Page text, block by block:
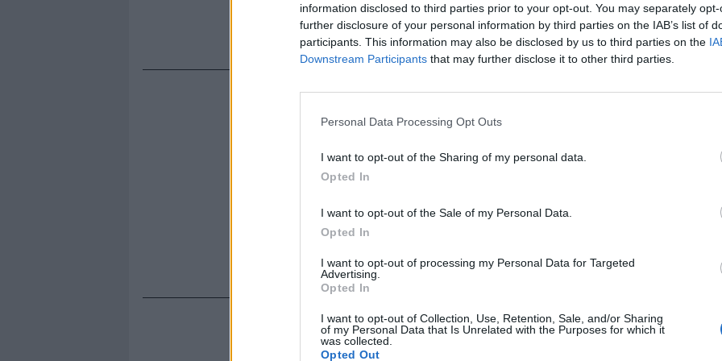
information disclosed to third parties prior to your opt-out. You may separately
further disclosure of your personal information by third parties on the IAB’s list of
participants. This information may also be disclosed by us to third parties on the
Downstream Participants that may further disclose it to other third parties.
Personal Data Processing Opt Outs
I want to opt-out of the Sharing of my personal data.
Opted In
I want to opt-out of the Sale of my Personal Data.
Opted In
I want to opt-out of processing my Personal Data for Targeted
Advertising.
Opted In
I want to opt-out of Collection, Use, Retention, Sale, and/or Sharing
of my Personal Data that Is Unrelated with the Purposes for which it
was collected.
Opted Out
imputazioni a carico di chi era già entrato
nell'inchiesta.
Rudy Giuliani a Come States?
americana